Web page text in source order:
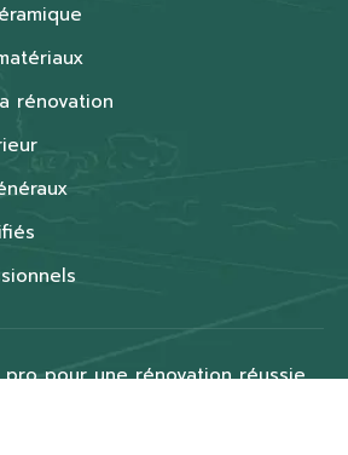
rénovation
pour une rénovation réussie